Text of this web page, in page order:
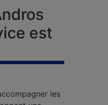
est
les